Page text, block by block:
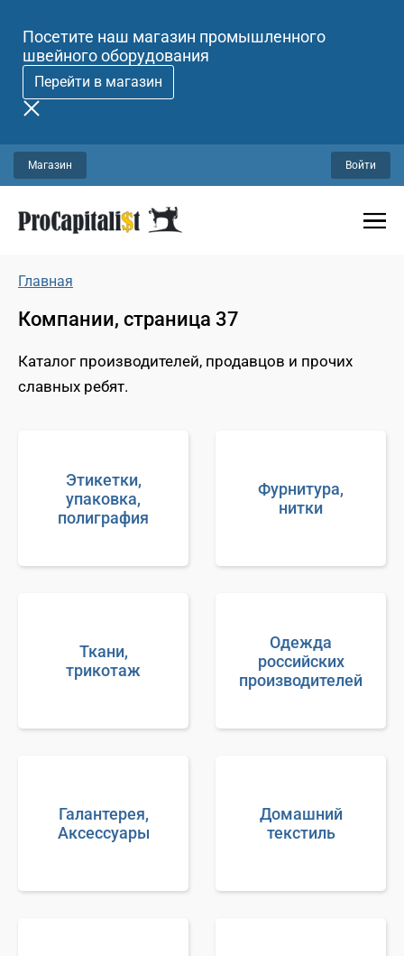
Посетите наш магазин промышленного
швейного оборудования
Перейти в магазин
Магазин Войти
Главная
Компании, страница 37
Каталог производителей, продавцов и прочих
славных ребят.
Этикетки,
упаковка,
полиграфия
Фурнитура,
нитки
Ткани,
трикотаж
Одежда
российских
производителей
Галантерея,
Аксессуары
Домашний
текстиль